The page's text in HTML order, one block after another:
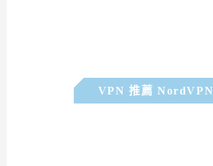
VPN 推薦 NordVPN